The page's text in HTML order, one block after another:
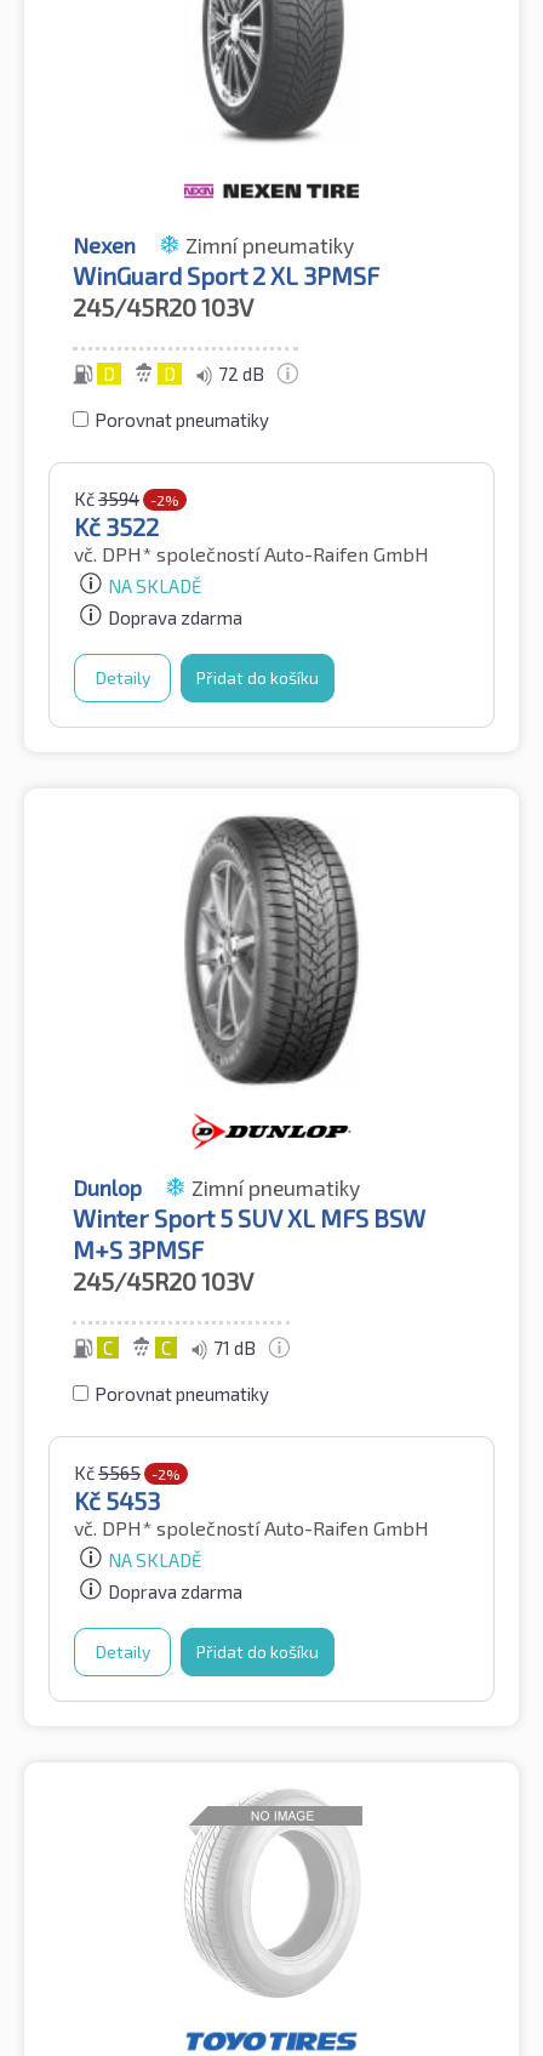
Nexen Zimní pneumatiky
WinGuard Sport 2 XL 3PMSF
245/45R20103V
D D 72 dB
Porovnat pneumatiky
Kč3594 -2%
Kč 3522
vč. DPH* společností Auto-Raifen GmbH
NA SKLADĚ
Doprava zdarma
Detaily Přidat do košíku
Dunlop Zimní pneumatiky
Winter Sport 5 SUV XL MFS BSW
M+S 3PMSF
245/45R20103V
C C 71 dB
Porovnat pneumatiky
Kč5565 -2%
Kč 5453
vč. DPH* společností Auto-Raifen GmbH
NA SKLADĚ
Doprava zdarma
Detaily Přidat do košíku